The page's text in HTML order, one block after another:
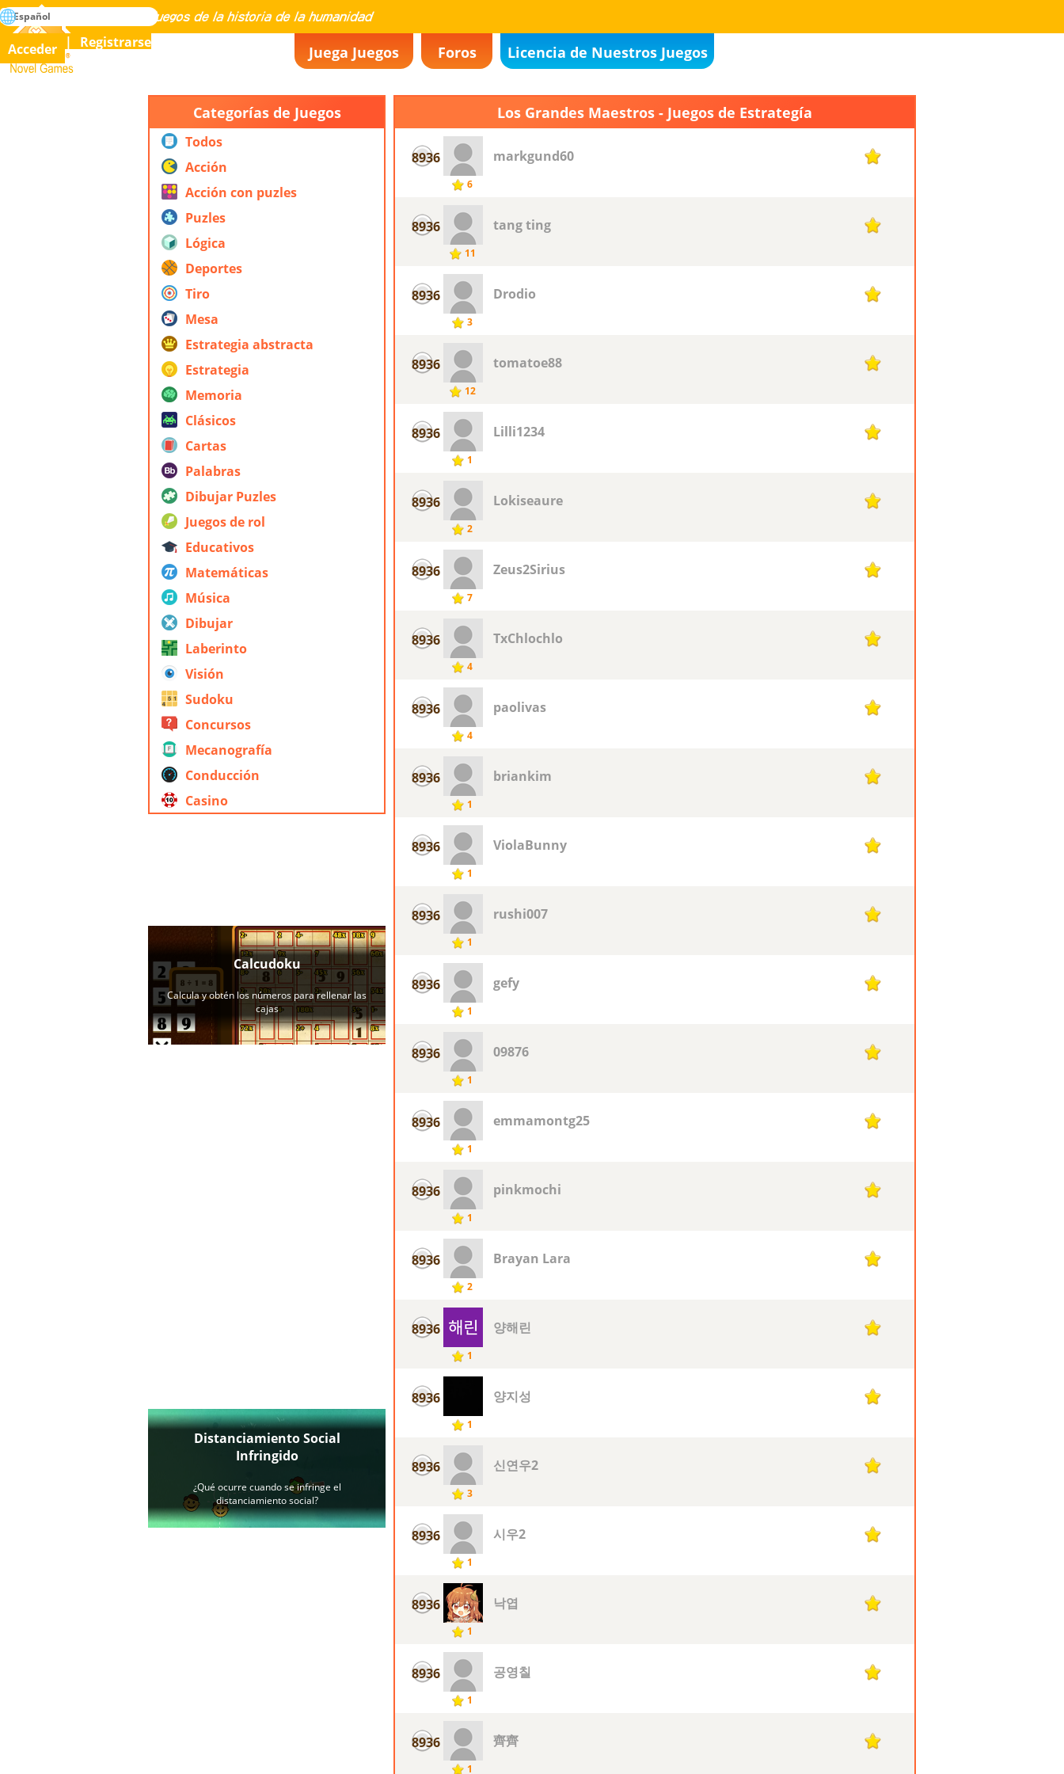
Novel Games
Maestría en todos los juegos de la historia de la humanidad
búsqueda
Juega Juegos Foros Licencia de Nuestros Juegos
Acceder Registrarse
Español
Categorías de Juegos
Todos
Acción
Acción con puzles
Puzles
Lógica
Deportes
Tiro
Mesa
Estrategia abstracta
Estrategia
Memoria
Clásicos
Cartas
Palabras
Dibujar Puzles
Juegos de rol
Educativos
Matemáticas
Música
Dibujar
Laberinto
Visión
Sudoku
Concursos
Mecanografía
Conducción
Casino
Los Grandes Maestros - Juegos de Estrategía
8936
6
markgund60 1
8936
11
tang ting 1
8936
3
Drodio 1
8936
12
tomatoe88 1
8936
1
Lilli1234 1
8936
2
Lokiseaure 1
8936
7
Zeus2Sirius 1
8936
4
TxChlochlo 1
8936
4
paolivas 1
8936
1
briankim 1
8936
1
ViolaBunny 1
8936
1
rushi007 1
8936
1
gefy 1
8936
1
09876 1
8936
1
emmamontg25 1
8936
1
pinkmochi 1
8936
2
Brayan Lara 1
8936
1
양해린 1
8936
1
양지성 1
8936
3
신연우2 1
8936
1
시우2 1
8936
1
낙엽 1
8936
1
공영칠 1
8936
1
齊齊 1